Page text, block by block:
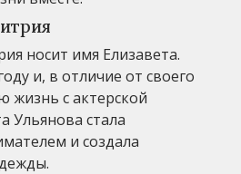
носит имя Елизавета.
и, в отличие от своего
жизнь с актерской
Ульянова стала
и создала